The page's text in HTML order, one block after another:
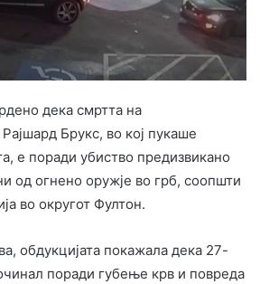
дека смртта на
Брукс, во кој пукаше
е поради убиство предизвикано
од огнено оружје во грб, соопшти
во округот Фултон.
обдукцијата покажала дека 27-
поради губење крв и повреда